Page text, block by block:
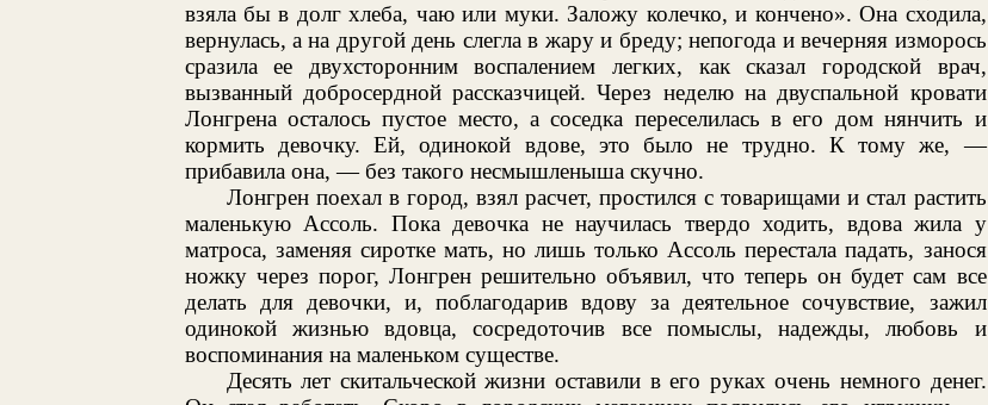
взяла бы в долг хлеба, чаю или муки. Заложу колечко, и кончено». Она сходила,
вернулась, а на другой день слегла в жару и бреду; непогода и вечерняя изморось
сразила ее двухсторонним воспалением легких, как сказал городской врач,
вызванный добросердной рассказчицей. Через неделю на двуспальной кровати
Лонгрена осталось пустое место, а соседка переселилась в его дом нянчить и
кормить девочку. Ей, одинокой вдове, это было не трудно. К тому же, —
прибавила она, — без такого несмышленыша скучно.
Лонгрен поехал в город, взял расчет, простился с товарищами и стал растить
маленькую Ассоль. Пока девочка не научилась твердо ходить, вдова жила у
матроса, заменяя сиротке мать, но лишь только Ассоль перестала падать, занося
ножку через порог, Лонгрен решительно объявил, что теперь он будет сам все
делать для девочки, и, поблагодарив вдову за деятельное сочувствие, зажил
одинокой жизнью вдовца, сосредоточив все помыслы, надежды, любовь и
воспоминания на маленьком существе.
Десять лет скитальческой жизни оставили в его руках очень немного денег.